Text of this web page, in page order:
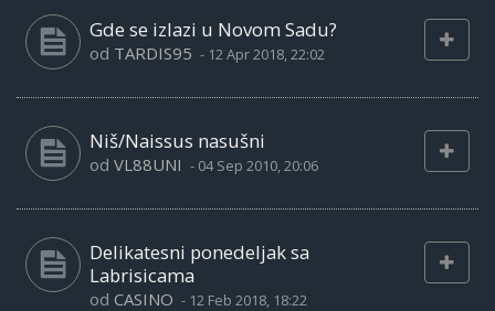
Gde se izlazi u Novom Sadu?
od TARDIS95 - 12 Apr 2018, 22:02
Niš/Naissus nasušni
od VL88UNI - 04 Sep 2010, 20:06
Delikatesni ponedeljak sa
Labrisicama
od CASINO - 12 Feb 2018, 18:22